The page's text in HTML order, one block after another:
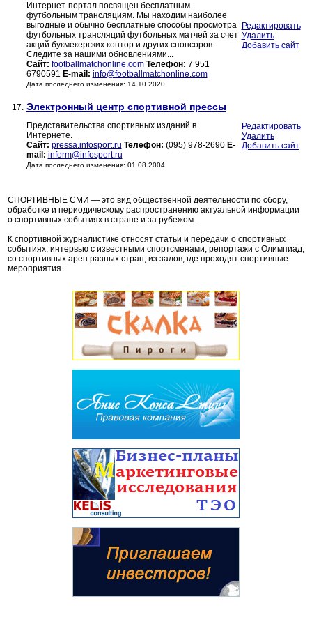
Интернет-портал посвящен бесплатным
футбольным трансляциям. Мы находим наиболее
выгодные и обычно бесплатные способы просмотра
футбольных трансляций футбольных матчей за счет
акций букмекерских контор и других спонсоров.
Следите за нашими обновлениями...
Сайт: footballmatchonline.com Телефон: 7 951
6790591 E-mail: info@footballmatchonline.com
Дата последнего изменения: 14.10.2020
Редактировать
Удалить
Добавить сайт
17. Электронный центр спортивной прессы
Представительства спортивных изданий в
Интернете.
Сайт: pressa.infosport.ru Телефон: (095) 978-2690 E-
mail: inform@infosport.ru
Дата последнего изменения: 01.08.2004
Редактировать
Удалить
Добавить сайт
СПОРТИВНЫЕ СМИ — это вид общественной деятельности по сбору,
обработке и периодическому распространению актуальной информации
о спортивных событиях в стране и за рубежом.
К спортивной журналистике относят статьи и передачи о спортивных
событиях, интервью с известными спортсменами, репортажи с Олимпиад,
со спортивных арен разных стран, из залов, где проходят спортивные
мероприятия.